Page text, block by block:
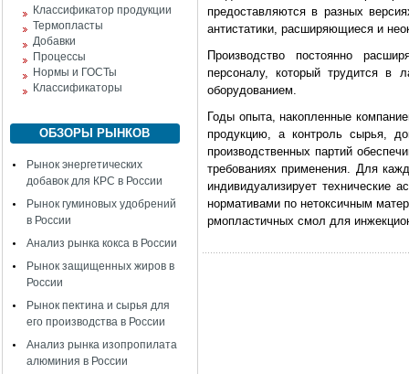
Классификатор продукции
Термопласты
Добавки
Процессы
Нормы и ГОСТы
Классификаторы
ОБЗОРЫ РЫНКОВ
Рынок энергетических
добавок для КРС в России
Рынок гуминовых удобрений
в России
Анализ рынка кокса в России
Рынок защищенных жиров в
России
Рынок пектина и сырья для
его производства в России
Анализ рынка изопропилата
алюминия в России
предоставляются в разных
антистатики, расширяющиеся и
Производство постоянно
персоналу, который трудится в
оборудованием.
Годы опыта, накопленные
продукцию, а контроль сырья,
производственных партий
требованиях применения. Для
индивидуализирует технические
нормативами по нетоксичным
рмопластичных смол для